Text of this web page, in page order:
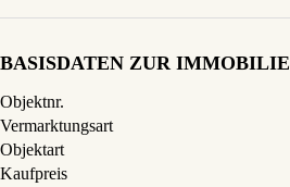
BASISDATEN ZUR IMMOBILIE
Objektnr.
Vermarktungsart
Objektart
Kaufpreis